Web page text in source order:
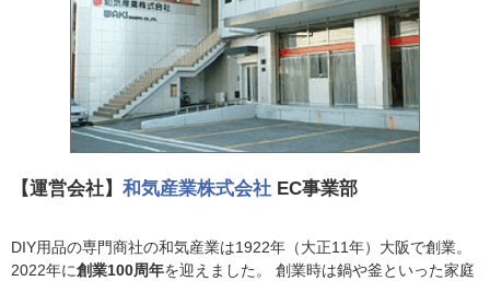
【運営会社】 和気産業株式会社 EC事業部
DIY用品の専門商社の和気産業は1922年（大正11年）大阪で創業。
2022年に創業100周年を迎えました。 創業時は鍋や釜といった家庭